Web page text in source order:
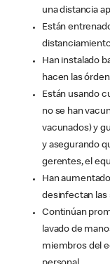
una distancia
Están
Han instalado
hacen las
Están usando
no se han
vacunados) y
y asegurando
gerentes, el
Han
desinfectan
Continúan
lavado de
miembros del